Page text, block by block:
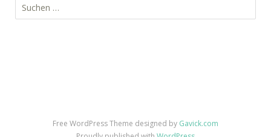
nach:
Free WordPress Theme designed by Gavick.com